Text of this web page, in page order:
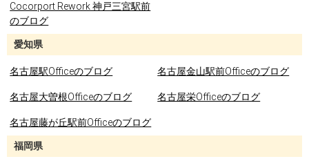
Cocorport Rework 神戸三宮駅前
のブログ
愛知県
名古屋駅Officeのブログ 名古屋金山駅前Officeのブログ
名古屋大曽根Officeのブログ 名古屋栄Officeのブログ
名古屋藤が丘駅前Officeのブログ
福岡県